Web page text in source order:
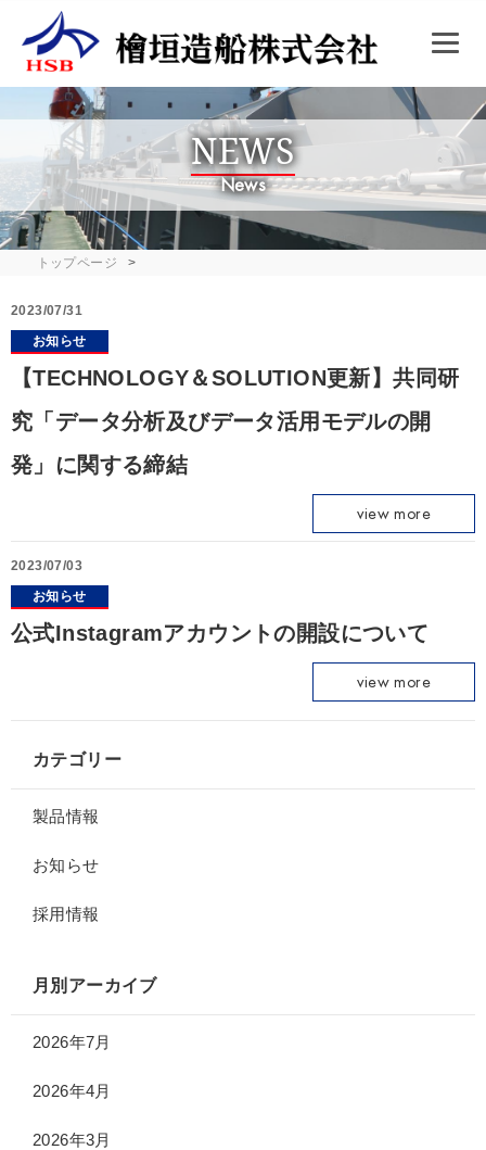
NEWS
News
トップページ
2023/07/31
お知らせ
【TECHNOLOGY＆SOLUTION更新】共同研
究「データ分析及びデータ活用モデルの開
発」に関する締結
view more
2023/07/03
お知らせ
公式Instagramアカウントの開設について
view more
カテゴリー
製品情報
お知らせ
採用情報
月別アーカイブ
2026年7月
2026年4月
2026年3月